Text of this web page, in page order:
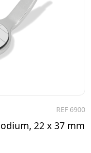
REF 6900
22 x 37 mm